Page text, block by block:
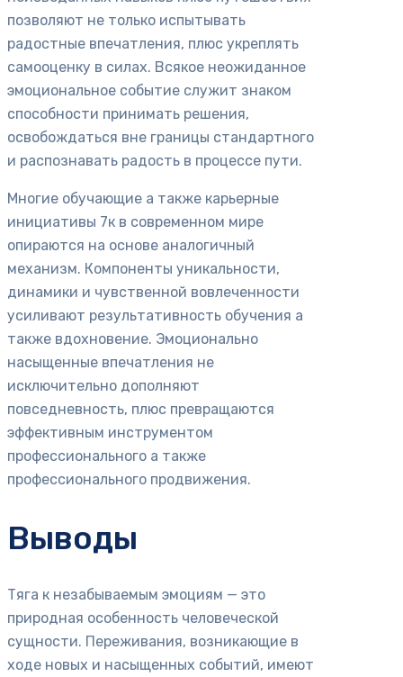
позволяют не только испытывать
радостные впечатления, плюс укреплять
самооценку в силах. Всякое неожиданное
эмоциональное событие служит знаком
способности принимать решения,
освобождаться вне границы стандартного
и распознавать радость в процессе пути.
Многие обучающие а также карьерные
инициативы 7к в современном мире
опираются на основе аналогичный
механизм. Компоненты уникальности,
динамики и чувственной вовлеченности
усиливают результативность обучения а
также вдохновение. Эмоционально
насыщенные впечатления не
исключительно дополняют
повседневность, плюс превращаются
эффективным инструментом
профессионального а также
профессионального продвижения.
Выводы
Тяга к незабываемым эмоциям — это
природная особенность человеческой
сущности. Переживания, возникающие в
ходе новых и насыщенных событий, имеют